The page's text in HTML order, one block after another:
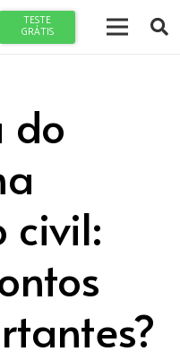
TESTE
GRÁTIS
do
civil: